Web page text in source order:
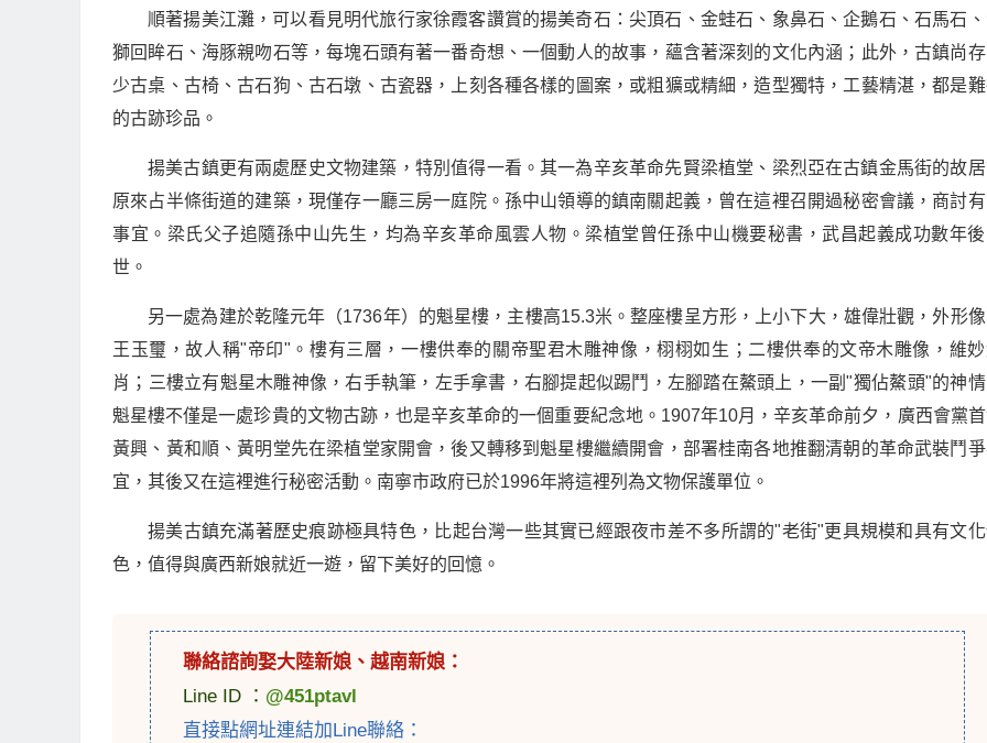
順著揚美江灘，可以看見明代旅行家徐霞客讚賞的揚美奇石：尖頂石、金蛙石、象鼻石、企鵝石、石馬石
獅回眸石、海豚親吻石等，每塊石頭有著一番奇想、一個動人的故事，蘊含著深刻的文化內涵；此外，古鎮尚
少古桌、古椅、古石狗、古石墩、古瓷器，上刻各種各樣的圖案，或粗獷或精細，造型獨特，工藝精湛，都是
的古跡珍品。
揚美古鎮更有兩處歷史文物建築，特別值得一看。其一為辛亥革命先賢梁植堂、梁烈亞在古鎮金馬街的故
原來占半條街道的建築，現僅存一廳三房一庭院。孫中山領導的鎮南關起義，曾在這裡召開過秘密會議，商討
事宜。梁氏父子追隨孫中山先生，均為辛亥革命風雲人物。梁植堂曾任孫中山機要秘書，武昌起義成功數年
世。
另一處為建於乾隆元年（1736年）的魁星樓，主樓高15.3米。整座樓呈方形，上小下大，雄偉壯觀，外形
王玉璽，故人稱"帝印"。樓有三層，一樓供奉的關帝聖君木雕神像，栩栩如生；二樓供奉的文帝木雕像，維
肖；三樓立有魁星木雕神像，右手執筆，左手拿書，右腳提起似踢鬥，左腳踏在鰲頭上，一副"獨佔鰲頭"的神
魁星樓不僅是一處珍貴的文物古跡，也是辛亥革命的一個重要紀念地。1907年10月，辛亥革命前夕，廣西會黨
黃興、黃和順、黃明堂先在梁植堂家開會，後又轉移到魁星樓繼續開會，部署桂南各地推翻清朝的革命武裝鬥
宜，其後又在這裡進行秘密活動。南寧市政府已於1996年將這裡列為文物保護單位。
揚美古鎮充滿著歷史痕跡極具特色，比起台灣一些其實已經跟夜市差不多所謂的"老街"更具規模和具有文
色，值得與廣西新娘就近一遊，留下美好的回憶。
聯絡諮詢娶大陸新娘 、越南新娘 ：
Line ID ： @451ptavl
直接點網址連結加Line聯絡：